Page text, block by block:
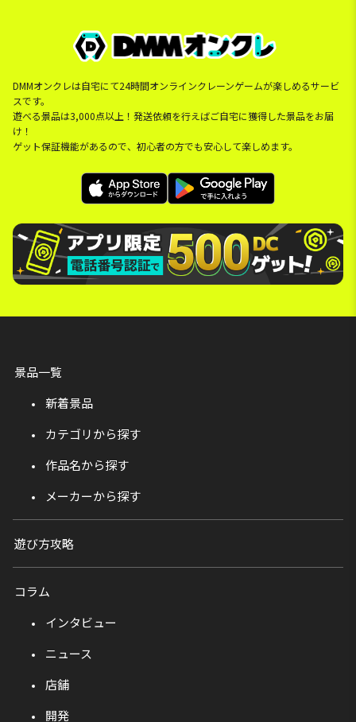
DMMオンクレは自宅にて24時間オンラインクレーンゲームが楽しめるサービ
スです。
遊べる景品は3,000点以上！発送依頼を行えばご自宅に獲得した景品をお届
け！
ゲット保証機能があるので、初心者の方でも安心して楽しめます。
景品一覧
新着景品
カテゴリから探す
作品名から探す
メーカーから探す
遊び方攻略
コラム
インタビュー
ニュース
店舗
開発